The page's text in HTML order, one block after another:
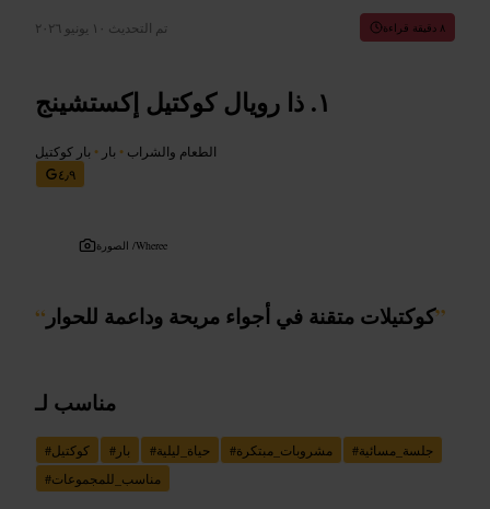
تم التحديث ١٠ يونيو ٢٠٢٦ ٨ دقيقة قراءة
ذا رويال كوكتيل إكستشينج
الطعام والشراب • بار • بار كوكتيل
٤٫٩
الصورة /Wheree
“ كوكتيلات متقنة في أجواء مريحة وداعمة للحوار”
مناسب لـ
#كوكتيل # بار #حياة_ليلية #مشروبات_مبتكرة #جلسة_مسائية
#مناسب_للمجموعات